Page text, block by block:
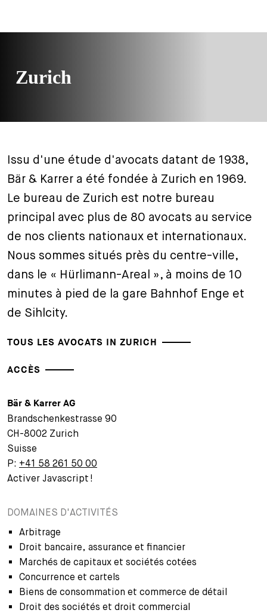
Zurich
Issu d'une étude d'avocats datant de 1938,
Bär & Karrer a été fondée à Zurich en 1969.
Le bureau de Zurich est notre bureau
principal avec plus de 80 avocats au service
de nos clients nationaux et internationaux.
Nous sommes situés près du centre-ville,
dans le « Hürlimann-Areal », à moins de 10
minutes à pied de la gare Bahnhof Enge et
de Sihlcity.
TOUS LES AVOCATS IN ZURICH
ACCÈS
Bär & Karrer AG
Brandschenkestrasse 90
CH-8002 Zurich
Suisse
P: +41 58 261 50 00
Activer Javascript !
DOMAINES D'ACTIVITÉS
Arbitrage
Droit bancaire, assurance et financier
Marchés de capitaux et sociétés cotées
Concurrence et cartels
Biens de consommation et commerce de détail
Droit des sociétés et droit commercial